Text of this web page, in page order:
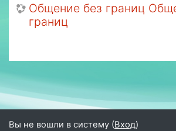
Общение без границ
границ
Вы не вошли в систему (Вход)